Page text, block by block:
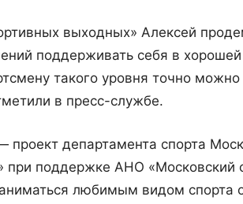
выходных» Алексей
поддерживать себя в
такого уровня точно можно
в пресс-службе.
департамента спорта
при поддержке АНО «Московский
любимым видом спорта